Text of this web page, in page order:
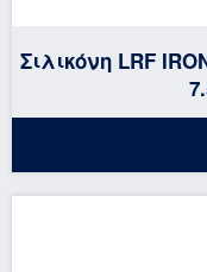
Σιλικόνη LRF